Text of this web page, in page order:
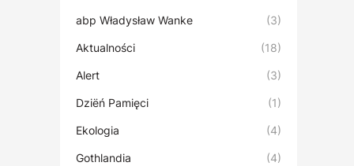
abp Władysław Wanke (3)
Aktualności (18)
Alert (3)
Dziëń Pamięci (1)
Ekologia (4)
Gothlandia (4)